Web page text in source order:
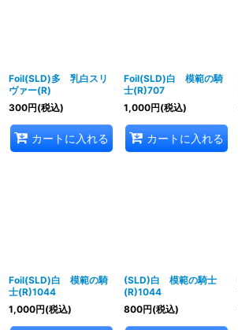
Foil(SLD)多 乳白スリ
ヴァー(R)
300円(税込)
カートに入れる
Foil(SLD)白 模範の騎
士(R)707
1,000円(税込)
カートに入れる
Foil(SLD)白 模範の騎
士(R)1044
1,000円(税込)
(SLD)白 模範の騎士
(R)1044
800円(税込)